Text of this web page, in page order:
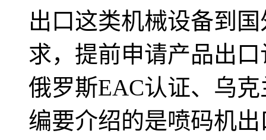
出口这类机械设备到
求，提前申请产品出
俄罗斯EAC认证、乌
编要介绍的是喷码机